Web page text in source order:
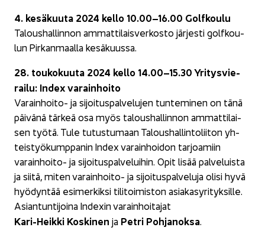
4. ke­sä­kuu­ta 2024 kello 10.00–16.00 Golf­kou­lu
Ta­lous­hal­lin­non am­mat­ti­lais­ver­kos­to jär­jes­ti golf­kou­
lun Pir­kan­maal­la ke­sä­kuus­sa.
28. tou­ko­kuu­ta 2024 kello 14.00–15.30 Yri­tys­vie­
rai­lu: Index va­rain­hoi­to
Varainhoito-​ ja si­joi­tus­pal­ve­lu­jen tun­te­mi­nen on tänä
päi­vä­nä tär­keä osa myös ta­lous­hal­lin­non am­mat­ti­lai­
sen työtä. Tule tu­tus­tu­maan Ta­lous­hal­lin­to­lii­ton yh­
teis­työ­kump­pa­nin Index va­rain­hoi­don tar­joa­miin
varainhoito-​ ja si­joi­tus­pal­ve­lui­hin. Opit lisää pal­ve­luis­ta
ja siitä, miten varainhoito-​ ja si­joi­tus­pal­ve­lu­ja olisi hyvä
hyö­dyn­tää esi­mer­kik­si ti­li­toi­mis­ton asia­kas­yri­tyk­sil­le.
Asian­tun­ti­joi­na Indexin va­rain­hoi­ta­jat
Kari-​Heikki Kos­ki­nen ja Petri Poh­ja­nok­sa.